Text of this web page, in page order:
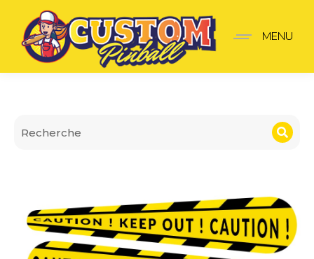
Stickers finger Deadpool
MENU